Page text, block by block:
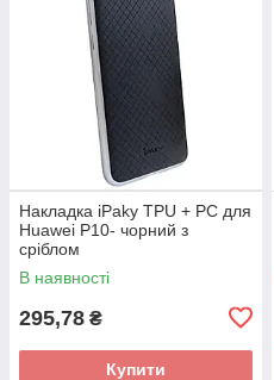
Накладка iPaky TPU + PC для
Huawei P10- чорний з
сріблом
В наявності
295,78 ₴
Купити